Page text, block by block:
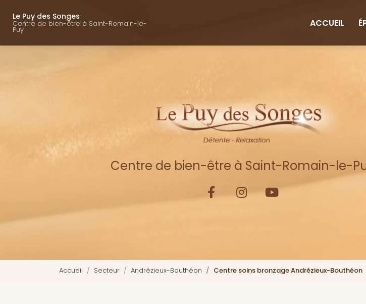
contenu
Le Puy des Songes
Centre de bien-être à Saint-Romain-le-
Puy
ACCUEIL
Centre de bien-être à Saint-Romain-le-
Accueil Secteur Andrézieux-Bouthéon Centre soins bronzage Andrézieux-Bouthéon